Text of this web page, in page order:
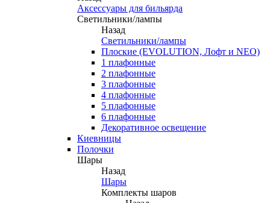
Аксессуары для бильярда
Светильники/лампы
Назад
Светильники/лампы
Плоские (EVOLUTION, Лофт и NEO)
1 плафонные
2 плафонные
3 плафонные
4 плафонные
5 плафонные
6 плафонные
Декоративное освещение
Киевницы
Полочки
Шары
Назад
Шары
Комплекты шаров